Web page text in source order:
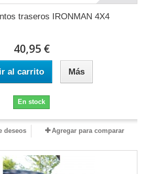
traseros IRONMAN 4X4
40,95 €
al carrito Más
En stock
deseos Agregar para comparar